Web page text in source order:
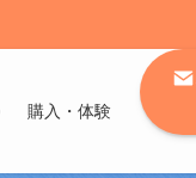
購入・体験